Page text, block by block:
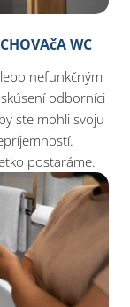
WC
nefunkčným
odborníci
ste mohli svoju
postaráme.